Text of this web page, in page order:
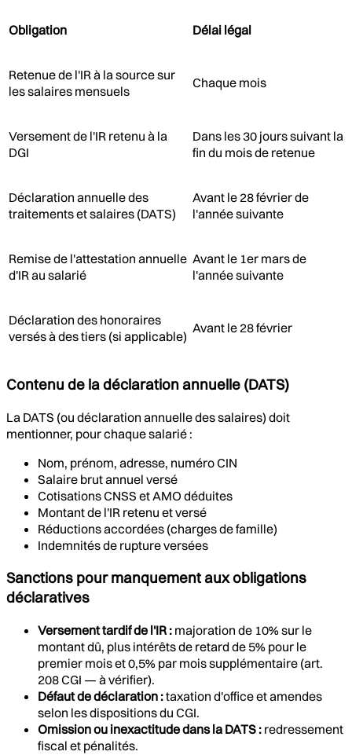
Obligation Délai légal
Retenue de l'IR à la source sur
les salaires mensuels
Chaque mois
Versement de l'IR retenu à la
DGI
Dans les 30 jours suivant la
fin du mois de retenue
Déclaration annuelle des
traitements et salaires (DATS)
Avant le 28 février de
l'année suivante
Remise de l'attestation annuelle
d'IR au salarié
Avant le 1er mars de
l'année suivante
Déclaration des honoraires
versés à des tiers (si applicable)
Avant le 28 février
Contenu de la déclaration annuelle (DATS)
La DATS (ou déclaration annuelle des salaires) doit
mentionner, pour chaque salarié :
Nom, prénom, adresse, numéro CIN
Salaire brut annuel versé
Cotisations CNSS et AMO déduites
Montant de l'IR retenu et versé
Réductions accordées (charges de famille)
Indemnités de rupture versées
Sanctions pour manquement aux obligations
déclaratives
Versement tardif de l'IR : majoration de 10% sur le
montant dû, plus intérêts de retard de 5% pour le
premier mois et 0,5% par mois supplémentaire (art.
208 CGI — à vérifier).
Défaut de déclaration :taxation d'office et amendes
selon les dispositions du CGI.
Omission ou inexactitude dans la DATS : redressement
fiscal et pénalités.